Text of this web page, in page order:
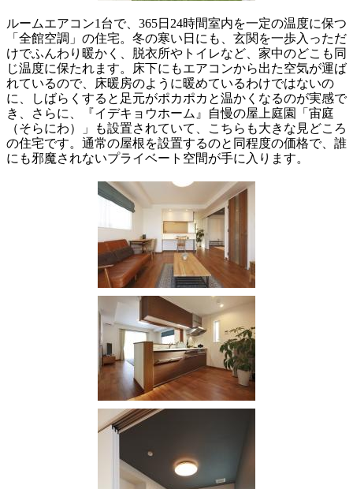
ルームエアコン1台で、365日24時間室内を一定の温度に保つ
「全館空調」の住宅。冬の寒い日にも、玄関を一歩入っただ
けでふんわり暖かく、脱衣所やトイレなど、家中のどこも同
じ温度に保たれます。床下にもエアコンから出た空気が運ば
れているので、床暖房のように暖めているわけではないの
に、しばらくすると足元がポカポカと温かくなるのが実感で
き、さらに、『イデキョウホーム』自慢の屋上庭園「宙庭
（そらにわ）」も設置されていて、こちらも大きな見どころ
の住宅です。通常の屋根を設置するのと同程度の価格で、誰
にも邪魔されないプライベート空間が手に入ります。